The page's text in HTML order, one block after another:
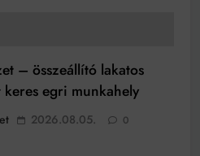
– összeállító lakatos
keres egri munkahely
2026.08.05. 0